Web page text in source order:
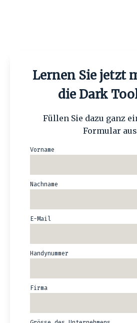
Lernen Sie jetzt
die Dark
Füllen Sie dazu ganz
Formular
Vorname
Nachname
E-Mail
Handynummer
Firma